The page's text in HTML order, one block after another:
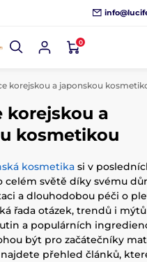
0
korejskou a japonskou
korejskou a
kosmetikou
kosmetika si v
celém světě díky svému
a dlouhodobou péči o
řada otázek, trendů i mýtů
a populárních
být pro začátečníky
přehled článků,